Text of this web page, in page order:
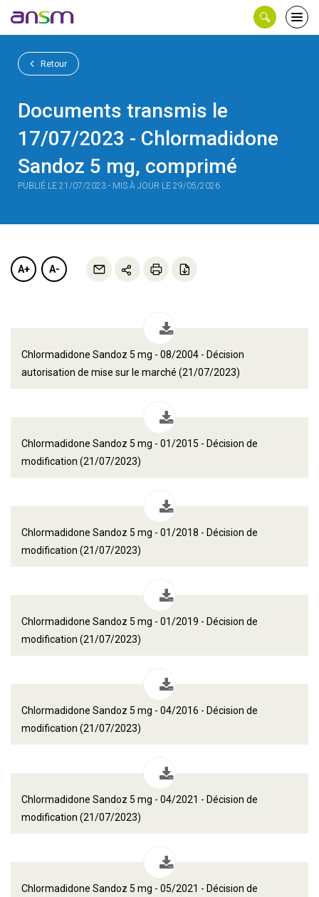
le
Retour
Documents transmis le
17/07/2023 - Chlormadidone
Sandoz 5 mg, comprimé
PUBLIÉ LE 21/07/2023 - MIS À JOUR LE 29/05/2026
A+ A-
Chlormadidone Sandoz 5 mg - 08/2004 - Décision
autorisation de mise sur le marché (21/07/2023)
Chlormadidone Sandoz 5 mg - 01/2015 - Décision de
modification (21/07/2023)
Chlormadidone Sandoz 5 mg - 01/2018 - Décision de
modification (21/07/2023)
Chlormadidone Sandoz 5 mg - 01/2019 - Décision de
modification (21/07/2023)
Chlormadidone Sandoz 5 mg - 04/2016 - Décision de
modification (21/07/2023)
Chlormadidone Sandoz 5 mg - 04/2021 - Décision de
modification (21/07/2023)
Chlormadidone Sandoz 5 mg - 05/2021 - Décision de